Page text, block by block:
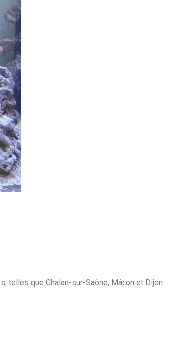
telles que Chalon-sur-Saône, Mâcon et Dijon.